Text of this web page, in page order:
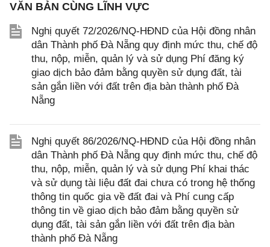
VĂN BẢN CÙNG LĨNH VỰC
Nghị quyết 72/2026/NQ-HĐND của Hội đồng nhân
dân Thành phố Đà Nẵng quy định mức thu, chế độ
thu, nộp, miễn, quản lý và sử dụng Phí đăng ký
giao dịch bảo đảm bằng quyền sử dụng đất, tài
sản gắn liền với đất trên địa bàn thành phố Đà
Nẵng
Nghị quyết 86/2026/NQ-HĐND của Hội đồng nhân
dân Thành phố Đà Nẵng quy định mức thu, chế độ
thu, nộp, miễn, quản lý và sử dụng Phí khai thác
và sử dụng tài liệu đất đai chưa có trong hệ thống
thông tin quốc gia về đất đai và Phí cung cấp
thông tin về giao dịch bảo đảm bằng quyền sử
dụng đất, tài sản gắn liền với đất trên địa bàn
thành phố Đà Nẵng